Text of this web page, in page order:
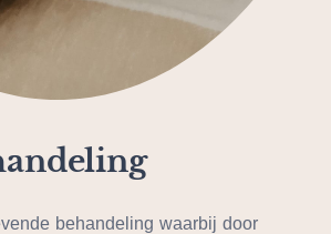
behandeling waarbij door